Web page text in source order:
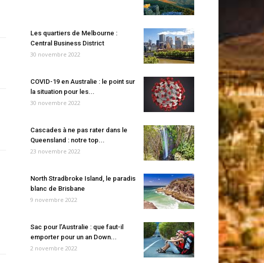
Les quartiers de Melbourne :
Central Business District
30 novembre 2022
COVID-19 en Australie : le point sur
la situation pour les...
30 novembre 2022
Cascades à ne pas rater dans le
Queensland : notre top...
23 novembre 2022
North Stradbroke Island, le paradis
blanc de Brisbane
9 novembre 2022
Sac pour l’Australie : que faut-il
emporter pour un an Down...
2 novembre 2022